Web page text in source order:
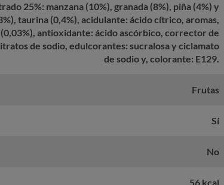
25%: manzana (10%), granada (8%), piña (4%) y
taurina (0,4%), acidulante: ácido cítrico, aromas,
antioxidante: ácido ascórbico, corrector de
de sodio, edulcorantes: sucralosa y ciclamato
de sodio y, colorante: E129.
Frutas
Sí
No
56 kcal